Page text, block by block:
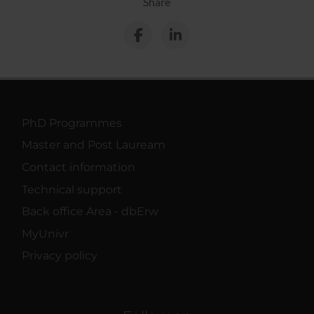
PhD Programmes
Master and Post Lauream
Contact information
Technical support
Back office Area - dbErw
MyUnivr
Privacy policy